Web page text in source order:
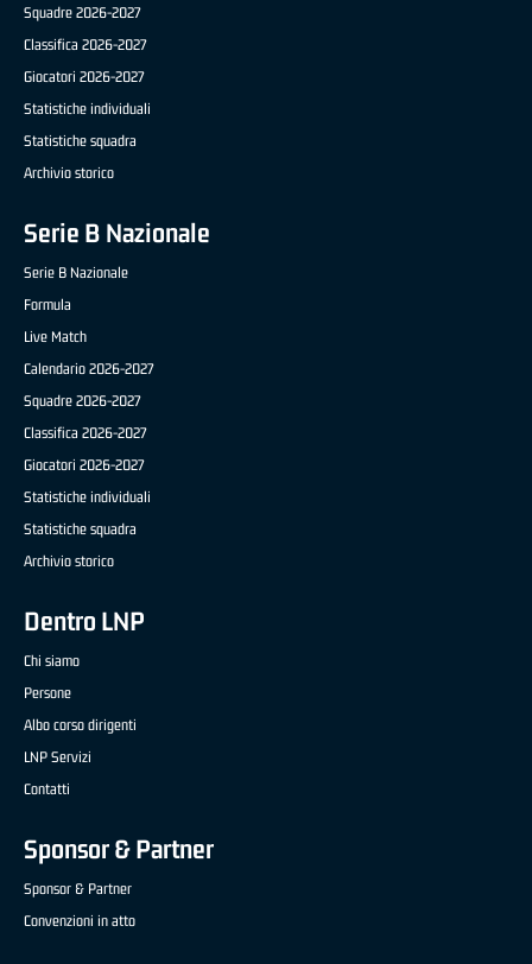
Squadre 2026-2027
Classifica 2026-2027
Giocatori 2026-2027
Statistiche individuali
Statistiche squadra
Archivio storico
Serie B Nazionale
Serie B Nazionale
Formula
Live Match
Calendario 2026-2027
Squadre 2026-2027
Classifica 2026-2027
Giocatori 2026-2027
Statistiche individuali
Statistiche squadra
Archivio storico
Dentro LNP
Chi siamo
Persone
Albo corso dirigenti
LNP Servizi
Contatti
Sponsor & Partner
Sponsor & Partner
Convenzioni in atto